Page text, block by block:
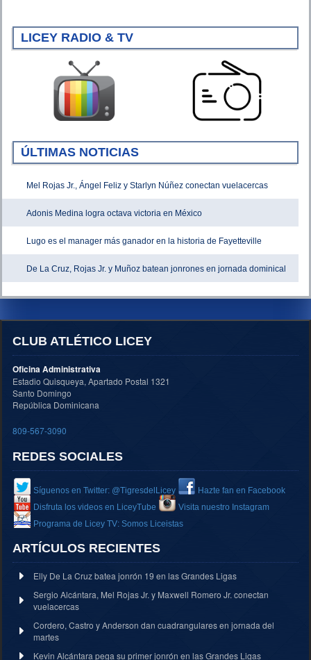
LICEY RADIO & TV
ÚLTIMAS NOTICIAS
Mel Rojas Jr., Ángel Feliz y Starlyn Núñez conectan vuelacercas
Adonis Medina logra octava victoria en México
Lugo es el manager más ganador en la historia de Fayetteville
De La Cruz, Rojas Jr. y Muñoz batean jonrones en jornada dominical
CLUB ATLÉTICO LICEY
Oficina Administrativa
Estadio Quisqueya, Apartado Postal 1321
Santo Domingo
República Dominicana
809-567-3090
REDES SOCIALES
Síguenos en Twitter: @TigresdelLicey
Hazte fan en Facebook
Disfruta los videos en LiceyTube
Visita nuestro Instagram
Programa de Licey TV: Somos Liceistas
ARTÍCULOS RECIENTES
Elly De La Cruz batea jonrón 19 en las Grandes Ligas
Sergio Alcántara, Mel Rojas Jr. y Maxwell Romero Jr. conectan
vuelacercas
Cordero, Castro y Anderson dan cuadrangulares en jornada del
martes
Kevin Alcántara pega su primer jonrón en las Grandes Ligas